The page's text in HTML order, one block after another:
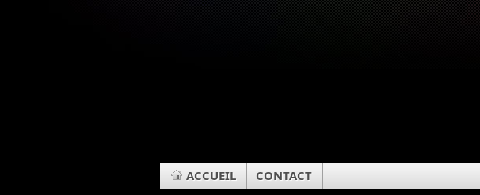
ACCUEIL CONTACT